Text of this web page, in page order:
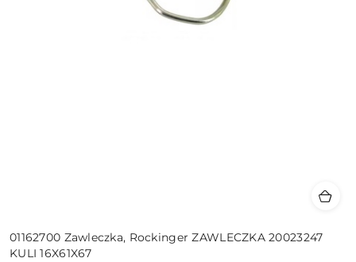
01162700 Zawleczka, Rockinger ZAWLECZKA 20023247
KULI 16X61X67